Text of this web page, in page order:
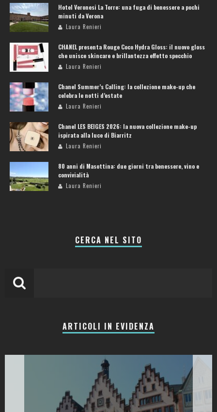
Hotel Veronesi La Torre: una fuga di benessere a pochi
minuti da Verona
Laura Renieri
CHANEL presenta Rouge Coco Hydra Gloss: il nuovo gloss
che unisce skincare e brillantezza effetto specchio
Laura Renieri
Chanel Summer’s Calling: la collezione make-up che
celebra le notti d’estate
Laura Renieri
Chanel LES BEIGES 2026: la nuova collezione make-up
ispirata alla luce di Biarritz
Laura Renieri
80 anni di Masottina: due giorni tra benessere, vino e
convivialità
Laura Renieri
CERCA NEL SITO
ARTICOLI IN EVIDENZA